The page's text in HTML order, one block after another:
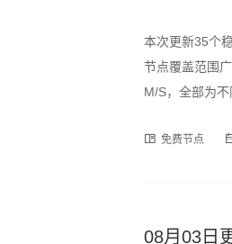
本次更新35个
节点覆盖范围
M/S，全部为
订阅格式，用
免费节点
08月03日